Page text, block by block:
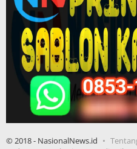
© 2018 - NasionalNews.id